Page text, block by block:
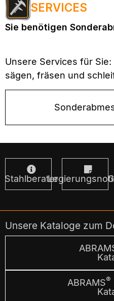
SERVICES
Sie benötigen
Unsere Services für
sägen, fräsen und
Stahlberater
Unsere Kataloge zum
ABRAMS®